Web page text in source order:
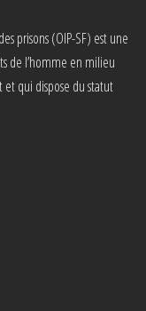
prisons (OIP-SF) est une
de l’homme en milieu
et qui dispose du statut